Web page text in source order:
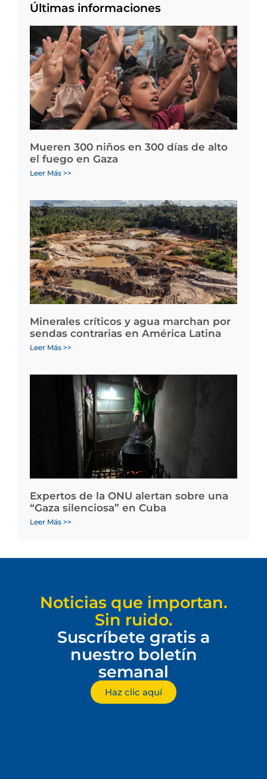
Últimas informaciones
Mueren 300 niños en 300 días de alto
el fuego en Gaza
Leer Más >>
Minerales críticos y agua marchan por
sendas contrarias en América Latina
Leer Más >>
Expertos de la ONU alertan sobre una
“Gaza silenciosa” en Cuba
Leer Más >>
Noticias que importan.
Sin ruido.
Suscríbete gratis a
nuestro boletín
semanal
Haz clic aquí